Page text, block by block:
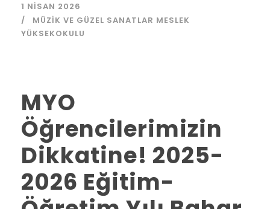
1 NISAN 2026
MÜZIK VE GÜZEL SANATLAR MESLEK
YÜKSEKOKULU
MYO
Öğrencilerimizin
Dikkatine! 2025-
2026 Eğitim-